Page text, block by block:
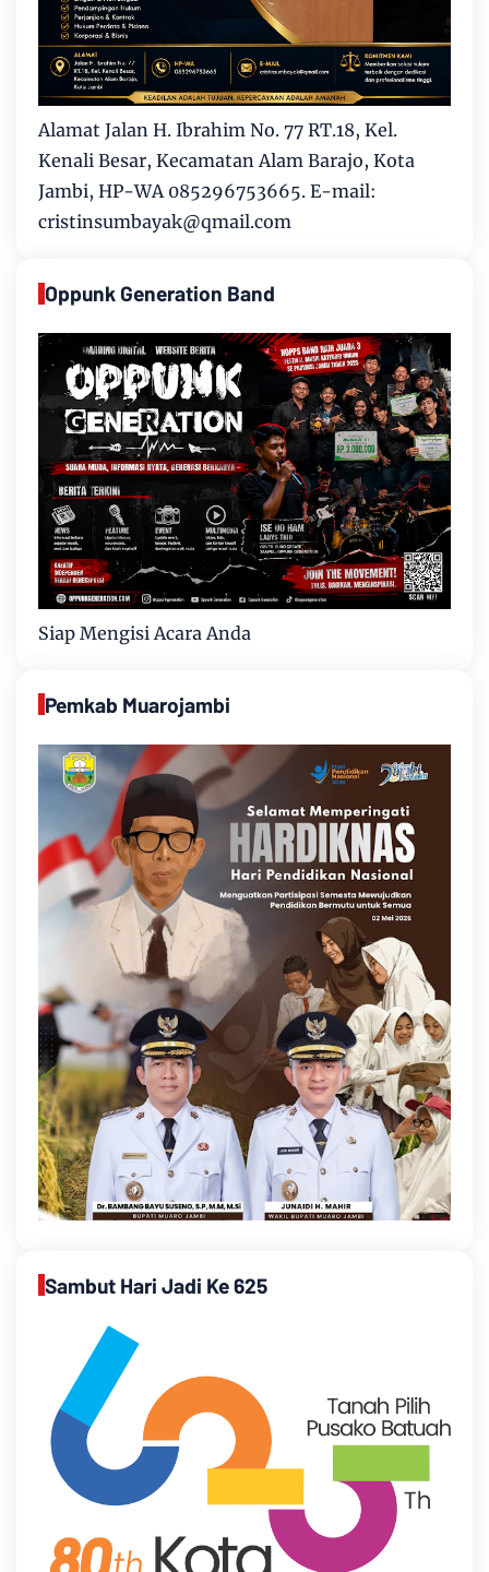
Alamat Jalan H. Ibrahim No. 77 RT.18, Kel.
Kenali Besar, Kecamatan Alam Barajo, Kota
Jambi, HP-WA 085296753665. E-mail:
cristinsumbayak@qmail.com
Oppunk Generation Band
Siap Mengisi Acara Anda
Pemkab Muarojambi
Sambut Hari Jadi Ke 625